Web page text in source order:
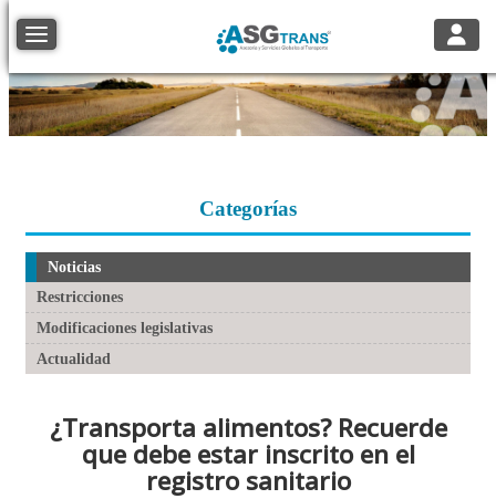
Toggle navigation
Categorías
Noticias
Restricciones
Modificaciones legislativas
Actualidad
¿Transporta alimentos? Recuerde
que debe estar inscrito en el
registro sanitario